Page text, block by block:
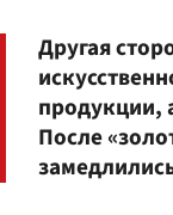
Другая
продукции,
После